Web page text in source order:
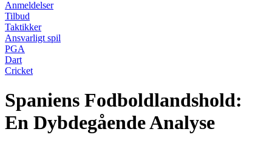
Anmeldelser
Tilbud
Taktikker
Ansvarligt spil
PGA
Dart
Cricket
Spaniens Fodboldlandshold:
En Dybdegående Analyse